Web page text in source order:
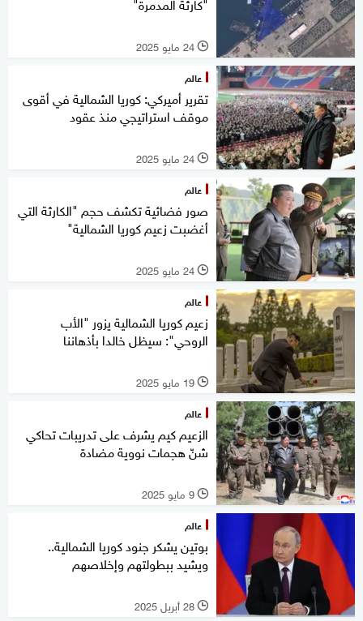
l 24 مايو 2025
عالم
تقرير أميركي: كوريا الشمالية في أقوى
موقف استراتيجي منذ عقود
l 24 مايو 2025
عالم
صور فضائية تكشف حجم "الكارثة التي
أغضبت زعيم كوريا الشمالية"
l 24 مايو 2025
عالم
زعيم كوريا الشمالية يزور "الأب
الروحي": سيظل خالدا بأذهاننا
l 19 مايو 2025
عالم
الزعيم كيم يشرف على تدريبات تحاكي
شنّ هجمات نووية مضادة
l 9 مايو 2025
عالم
بوتين يشكر جنود كوريا الشمالية..
ويشيد ببطولتهم وإخلاصهم
l 28 أبريل 2025